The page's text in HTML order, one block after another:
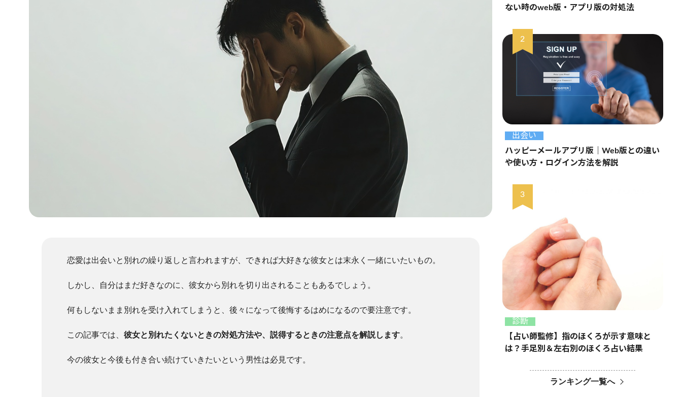
恋愛は出会いと別れの繰り返しと言われますが、できれば大好きな彼女とは末永く一緒にいたいもの。
しかし、自分はまだ好きなのに、彼女から別れを切り出されることもあるでしょう。
何もしないまま別れを受け入れてしまうと、後々になって後悔するはめになるので要注意です。
この記事では、 彼女と別れたくないときの対処方法や、説得するときの注意点を解説します。
今の彼女と今後も付き合い続けていきたいという男性は必見です。
ない時のweb版・アプリ版の対処法
出会い
ハッピーメールアプリ版｜Web版との違い
や使い方・ログイン方法を解説
診断
【占い師監修】指のほくろが示す意味と
は？手足別＆左右別のほくろ占い結果
ランキング一覧へ